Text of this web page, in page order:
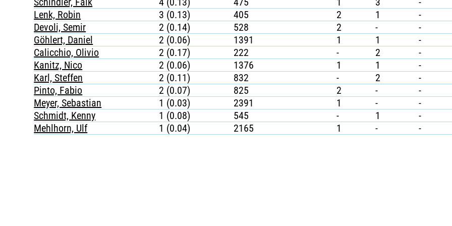
Lenk, Robin
3 (0.13) 405 2 1 -
Devoli, Semir
2 (0.14) 528 2 - -
Göhlert, Daniel
2 (0.06) 1391 1 1 -
Calicchio, Olivio
2 (0.17) 222 - 2 -
Kanitz, Nico
2 (0.06) 1376 1 1 -
Karl, Steffen
2 (0.11) 832 - 2 -
Pinto, Fabio
2 (0.07) 825 2 - -
Meyer, Sebastian
1 (0.03) 2391 1 - -
Schmidt, Kenny
1 (0.08) 545 - 1 -
Mehlhorn, Ulf
1 (0.04) 2165 1 - -